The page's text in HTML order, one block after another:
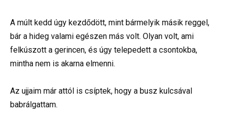
A múlt kedd úgy kezdődött, mint bármelyik másik reggel,
bár a hideg valami egészen más volt. Olyan volt, ami
felkúszott a gerincen, és úgy telepedett a csontokba,
mintha nem is akarna elmenni.
Az ujjaim már attól is csíptek, hogy a busz kulcsával
babrálgattam.